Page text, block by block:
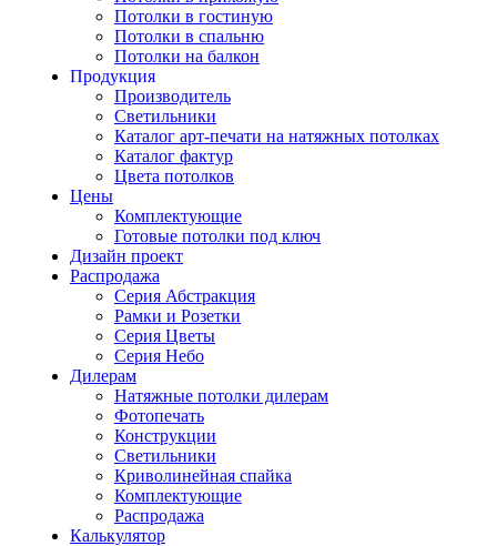
Потолки в гостиную
Потолки в спальню
Потолки на балкон
Продукция
Производитель
Светильники
Каталог арт-печати на натяжных потолках
Каталог фактур
Цвета потолков
Цены
Комплектующие
Готовые потолки под ключ
Дизайн проект
Распродажа
Серия Абстракция
Рамки и Розетки
Серия Цветы
Серия Небо
Дилерам
Натяжные потолки дилерам
Фотопечать
Конструкции
Светильники
Криволинейная спайка
Комплектующие
Распродажа
Калькулятор